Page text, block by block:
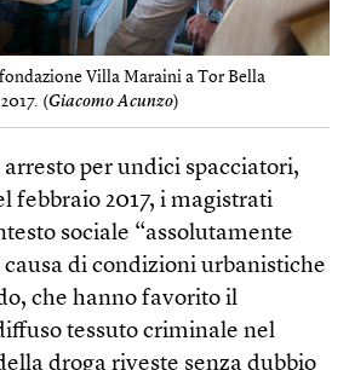
Villa Maraini a Tor Bella
(Giacomo Acunzo)
per undici spacciatori,
febbraio 2017, i magistrati
sociale “assolutamente
di condizioni urbanistiche
che hanno favorito il
tessuto criminale nel
droga riveste senza dubbio